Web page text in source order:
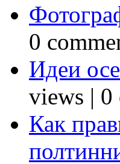
0
Идеи
views | 0
Как